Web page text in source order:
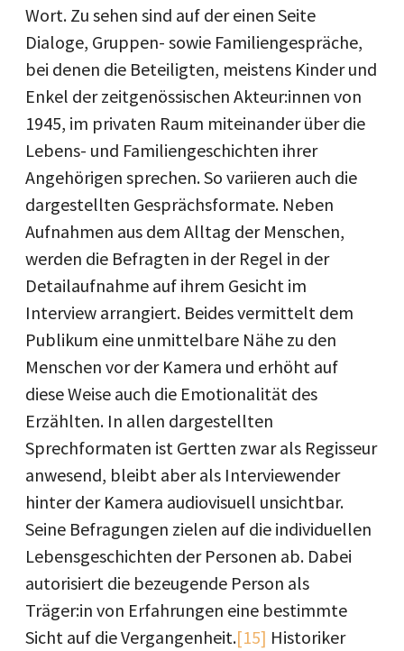
Wort. Zu sehen sind auf der einen Seite
Dialoge, Gruppen- sowie Familiengespräche,
bei denen die Beteiligten, meistens Kinder und
Enkel der zeitgenössischen Akteur:innen von
1945, im privaten Raum miteinander über die
Lebens- und Familiengeschichten ihrer
Angehörigen sprechen. So variieren auch die
dargestellten Gesprächsformate. Neben
Aufnahmen aus dem Alltag der Menschen,
werden die Befragten in der Regel in der
Detailaufnahme auf ihrem Gesicht im
Interview arrangiert. Beides vermittelt dem
Publikum eine unmittelbare Nähe zu den
Menschen vor der Kamera und erhöht auf
diese Weise auch die Emotionalität des
Erzählten. In allen dargestellten
Sprechformaten ist Gertten zwar als Regisseur
anwesend, bleibt aber als Interviewender
hinter der Kamera audiovisuell unsichtbar.
Seine Befragungen zielen auf die individuellen
Lebensgeschichten der Personen ab. Dabei
autorisiert die bezeugende Person als
Träger:in von Erfahrungen eine bestimmte
Sicht auf die Vergangenheit.[15] Historiker